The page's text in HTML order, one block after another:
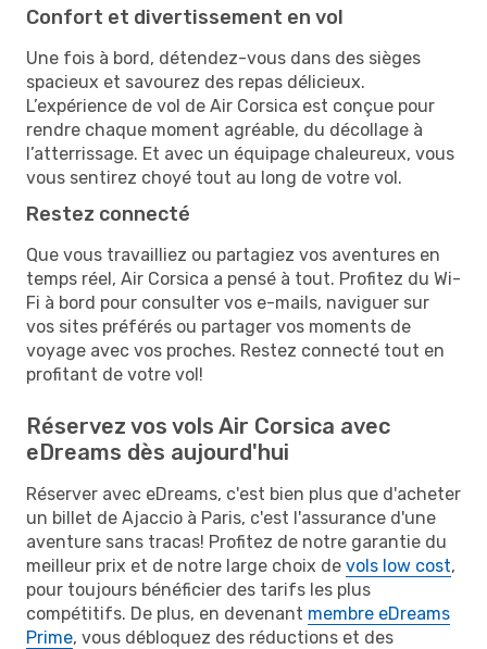
Confort et divertissement en vol
Une fois à bord, détendez-vous dans des sièges
spacieux et savourez des repas délicieux.
L’expérience de vol de Air Corsica est conçue pour
rendre chaque moment agréable, du décollage à
l’atterrissage. Et avec un équipage chaleureux, vous
vous sentirez choyé tout au long de votre vol.
Restez connecté
Que vous travailliez ou partagiez vos aventures en
temps réel, Air Corsica a pensé à tout. Profitez du Wi-
Fi à bord pour consulter vos e-mails, naviguer sur
vos sites préférés ou partager vos moments de
voyage avec vos proches. Restez connecté tout en
profitant de votre vol!
Réservez vos vols Air Corsica avec
eDreams dès aujourd'hui
Réserver avec eDreams, c'est bien plus que d'acheter
un billet de Ajaccio à Paris, c'est l'assurance d'une
aventure sans tracas! Profitez de notre garantie du
meilleur prix et de notre large choix de vols low cost,
pour toujours bénéficier des tarifs les plus
compétitifs. De plus, en devenant membre eDreams
Prime, vous débloquez des réductions et des